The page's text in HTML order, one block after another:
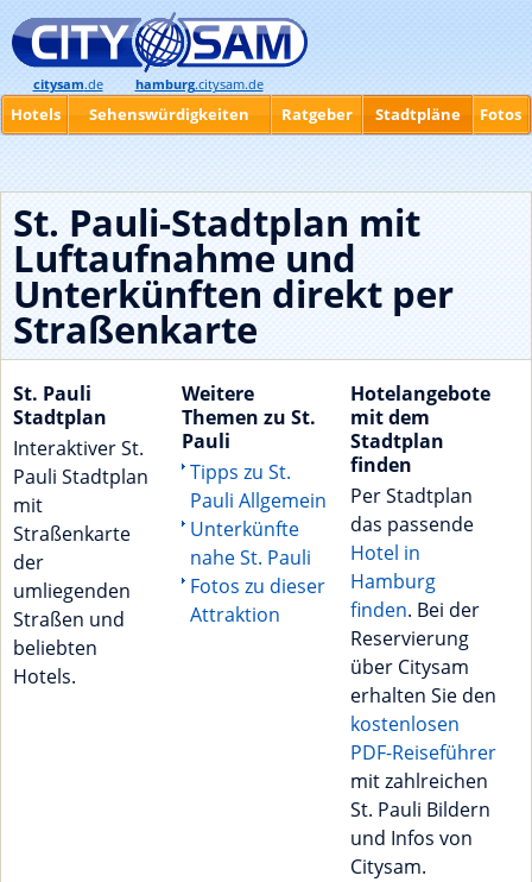
St. Pauli-Stadtplan mit
Luftaufnahme und
Unterkünften direkt per
Straßenkarte
St. Pauli
Stadtplan
Interaktiver St.
Pauli Stadtplan
mit
Straßenkarte
der
umliegenden
Straßen und
beliebten
Hotels.
Weitere
Themen zu St.
Pauli
Tipps zu St.
Pauli Allgemein
Unterkünfte
nahe St. Pauli
Fotos zu dieser
Attraktion
Hotelangebote
mit dem
Stadtplan
finden
Per Stadtplan
das passende
Hotel in
Hamburg
finden. Bei der
Reservierung
über Citysam
erhalten Sie den
kostenlosen
PDF-Reiseführer
mit zahlreichen
St. Pauli Bildern
und Infos von
Citysam.
citysam.de hamburg.citysam.de
Hotels Sehenswürdigkeiten Ratgeber Stadtpläne Fotos